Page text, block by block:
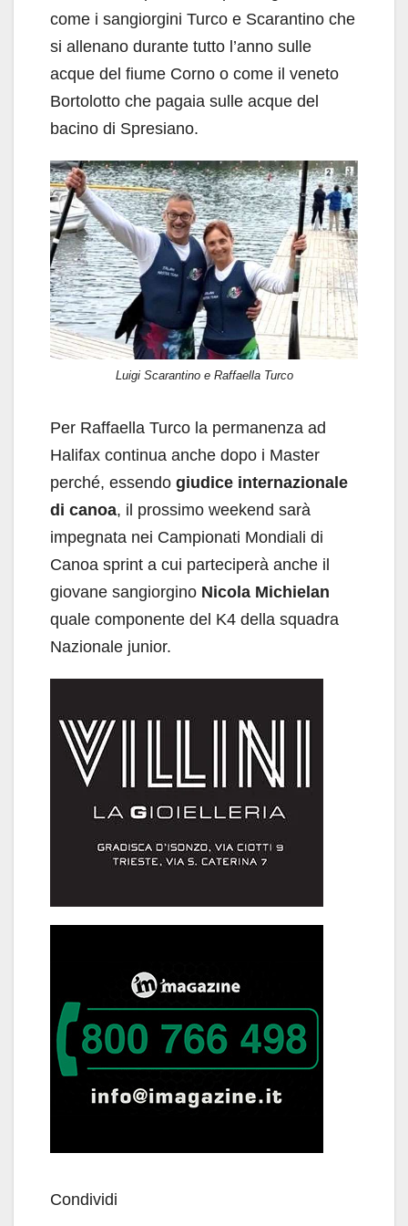
come i sangiorgini Turco e Scarantino che
si allenano durante tutto l’anno sulle
acque del fiume Corno o come il veneto
Bortolotto che pagaia sulle acque del
bacino di Spresiano.
Luigi Scarantino e Raffaella Turco
Per Raffaella Turco la permanenza ad
Halifax continua anche dopo i Master
perché, essendo giudice internazionale
di canoa, il prossimo weekend sarà
impegnata nei Campionati Mondiali di
Canoa sprint a cui parteciperà anche il
giovane sangiorgino Nicola Michielan
quale componente del K4 della squadra
Nazionale junior.
Condividi